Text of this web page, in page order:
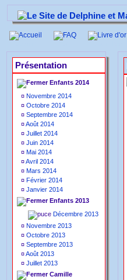
Présentation
Enfants 2014
¤ Novembre 2014
¤ Octobre 2014
¤ Septembre 2014
¤Août 2014
¤ Juillet 2014
¤ Juin 2014
¤ Mai 2014
¤Avril 2014
¤ Mars 2014
¤ Février 2014
¤ Janvier 2014
Enfants 2013
Décembre 2013
¤ Novembre 2013
¤ Octobre 2013
¤ Septembre 2013
¤Août 2013
¤ Juillet 2013
Camille